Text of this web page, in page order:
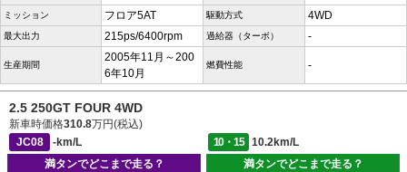
ミッション フロア5AT 駆動方式 4WD
最大出力 215ps/6400rpm 過給器（ターボ） -
生産期間
2005年11月～200
6年10月
燃費性能 -
2.5 250GT FOUR 4WD
新車時価格310.8万円(税込)
JC08
-km/L 10・15
10.2km/L
満タンでどこまで走る？
満タンでどこまで走る？